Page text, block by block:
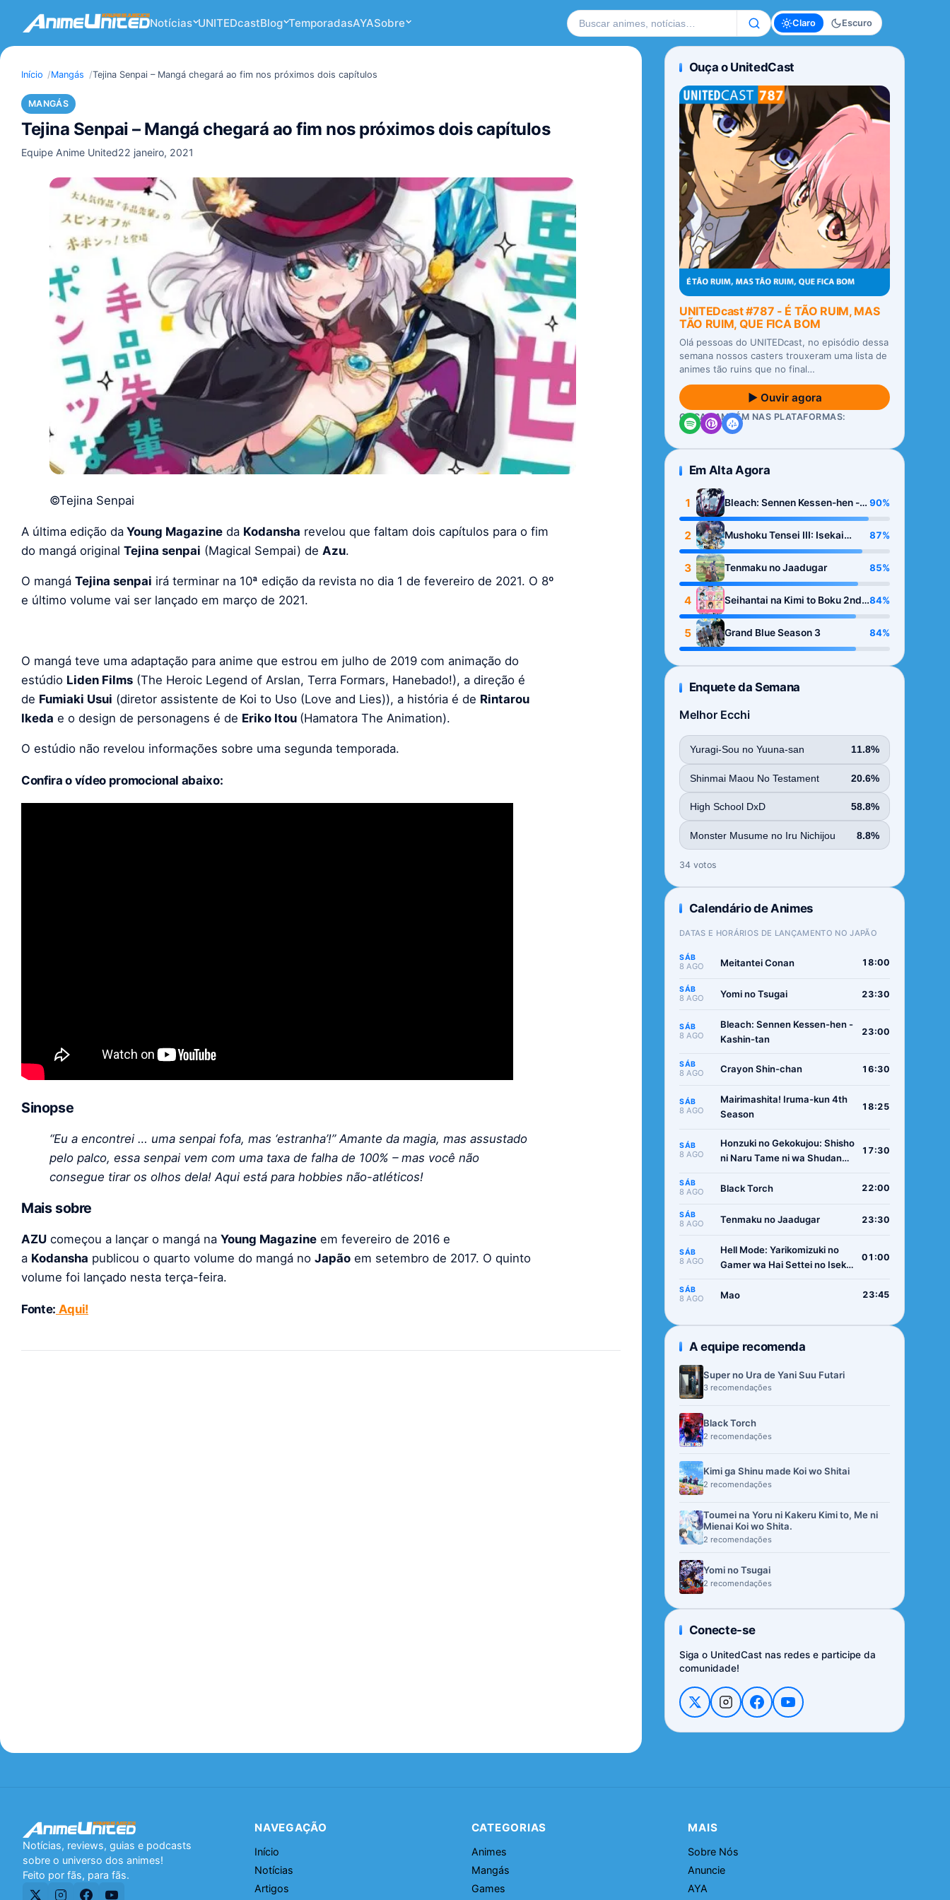
Notícias UNITEDcastBlog TemporadasAYASobre Buscar no site Claro Escuro
Início Mangás Tejina Senpai – Mangá chegará ao fim nos próximos dois capítulos
MANGÁS
Tejina Senpai – Mangá chegará ao fim nos próximos dois capítulos
Equipe Anime United22 janeiro, 2021
©Tejina Senpai
A última edição da Young Magazine da Kodansha revelou que faltam dois capítulos para o fim
do mangá original Tejina senpai (Magical Sempai) de Azu.
O mangá Tejina senpai irá terminar na 10ª edição da revista no dia 1 de fevereiro de 2021. O 8º
e último volume vai ser lançado em março de 2021.
O mangá teve uma adaptação para anime que estrou em julho de 2019 com animação do
estúdio Liden Films (The Heroic Legend of Arslan, Terra Formars, Hanebado!), a direção é
de Fumiaki Usui (diretor assistente de Koi to Uso (Love and Lies)), a história é de Rintarou
Ikeda e o design de personagens é de Eriko Itou (Hamatora The Animation).
O estúdio não revelou informações sobre uma segunda temporada.
Confira o vídeo promocional abaixo:
Sinopse
“Eu a encontrei … uma senpai fofa, mas ‘estranha’!” Amante da magia, mas assustado
pelo palco, essa senpai vem com uma taxa de falha de 100% – mas você não
consegue tirar os olhos dela! Aqui está para hobbies não-atléticos!
Mais sobre
AZU começou a lançar o mangá na Young Magazine em fevereiro de 2016 e
a Kodansha publicou o quarto volume do mangá no Japão em setembro de 2017. O quinto
volume foi lançado nesta terça-feira.
Fonte: Aqui!
Ouça o UnitedCast
UNITEDcast #787 - É TÃO RUIM, MAS
TÃO RUIM, QUE FICA BOM
Olá pessoas do UNITEDcast, no episódio dessa
semana nossos casters trouxeram uma lista de
animes tão ruins que no final…
▶ Ouvir agora
OUÇA TAMBÉM NAS PLATAFORMAS:
Em Alta Agora
1
Bleach: Sennen Kessen-hen -
Kashin-tan
90%
2
Mushoku Tensei III: Isekai
Ittara Honki Dasu
87%
3 Tenmaku no Jaadugar 85%
4
Seihantai na Kimi to Boku 2nd
Season
84%
5 Grand Blue Season 3 84%
Enquete da Semana
Melhor Ecchi
Yuragi-Sou no Yuuna-san 11.8%
Shinmai Maou No Testament 20.6%
High School DxD 58.8%
Monster Musume no Iru Nichijou 8.8%
34 votos
Calendário de Animes
DATAS E HORÁRIOS DE LANÇAMENTO NO JAPÃO
SÁB
8 AGO Meitantei Conan 18:00
SÁB
8 AGO Yomi no Tsugai 23:30
SÁB
8 AGO
Bleach: Sennen Kessen-hen -
Kashin-tan
23:00
SÁB
8 AGO Crayon Shin-chan 16:30
SÁB
8 AGO
Mairimashita! Iruma-kun 4th
Season
18:25
SÁB
8 AGO
Honzuki no Gekokujou: Shisho
ni Naru Tame ni wa Shudan
Ryoushu no Youjo
17:30
SÁB
8 AGO Black Torch 22:00
SÁB
8 AGO Tenmaku no Jaadugar 23:30
SÁB
8 AGO
Hell Mode: Yarikomizuki no
Gamer wa Hai Settei no Isekai
01:00
SÁB
8 AGO Mao 23:45
A equipe recomenda
Super no Ura de Yani Suu Futari
3 recomendações
Black Torch
2 recomendações
Kimi ga Shinu made Koi wo Shitai
2 recomendações
Toumei na Yoru ni Kakeru Kimi to, Me ni
Mienai Koi wo Shita.
2 recomendações
Yomi no Tsugai
2 recomendações
Conecte-se
Siga o UnitedCast nas redes e participe da
comunidade!
Notícias, reviews, guias e podcasts
sobre o universo dos animes!
Feito por fãs, para fãs.
NAVEGAÇÃO
Início
Notícias
Artigos
CATEGORIAS
Animes
Mangás
Games
MAIS
Sobre Nós
Anuncie
AYA